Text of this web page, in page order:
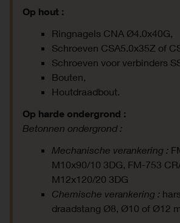
Op hout :
Ringnagels CNA Ø4.0x40G,
Schroeven CSA5.0x35Z of
Schroeven voor verbinders
Bouten,
Houtdraadbout.
Op harde ondergrond :
Betonnen ondergrond :
Mechanische verankering :
M10x90/10 3DG, FM-753
M12x120/20 3DG
Chemische verankering :
draadstang Ø8, Ø10 of Ø12